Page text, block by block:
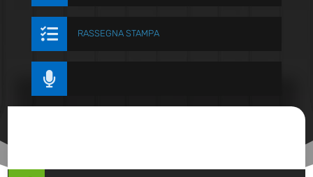
 RASSEGNA STAMPA
